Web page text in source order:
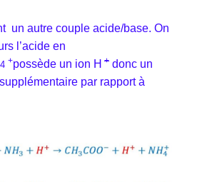
un autre couple acide/base. On
l’acide en
4 +possède un ion H + donc un
par rapport à